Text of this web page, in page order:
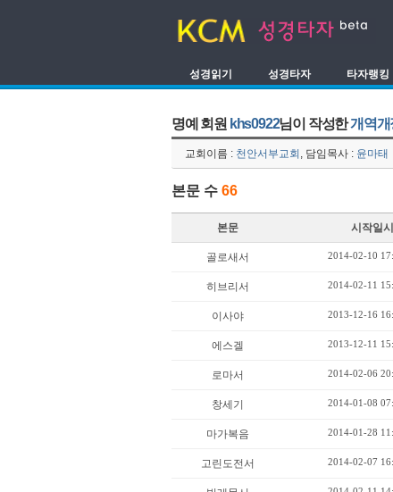
성경읽기 성경타자 타자랭킹
명예 회원 khs0922님이 작성한개역개
교회이름 : 천안서부교회 , 담임목사 : 윤마태
본문 수 66
본문 시작일시
골로새서 2014-02-10
히브리서 2014-02-11
이사야 2013-12-16
에스겔 2013-12-11
로마서 2014-02-06
창세기 2014-01-08
마가복음 2014-01-28
고린도전서 2014-02-07